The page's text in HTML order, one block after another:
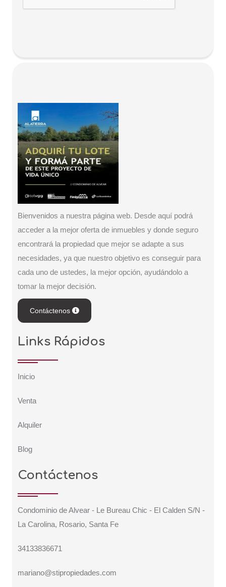
Bienvenidos a nuestra página web. Desde aquí podrá
acceder a la mejor oferta de inmuebles y donde seguro
encontrará la propiedad que mejor se adapte a sus
necesidades, ya que nuestro objetivo es conseguir para
cada uno de ustedes, la mejor opción, ayudándolo a
tomar la mejor decisión.
Contáctenos
Links Rápidos
Inicio
Venta
Alquiler
Blog
Contáctenos
Condominio de Alvear - Le Bureau Chic - El Calden S/N -
La Carolina, Rosario, Santa Fe
34133836671
mariano@stipropiedades.com